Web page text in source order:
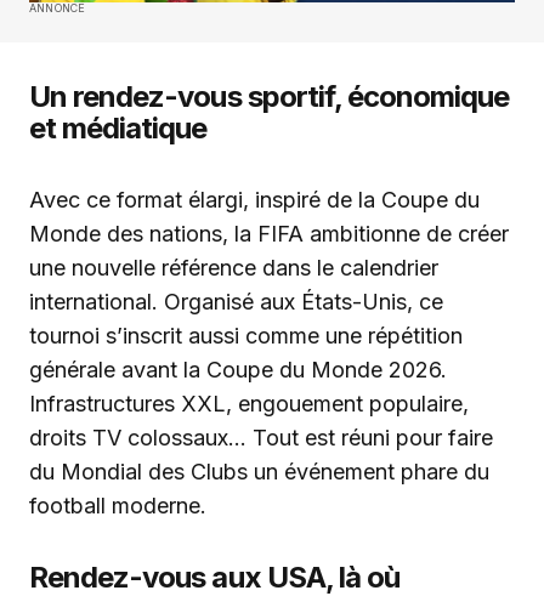
ANNONCE
Un rendez-vous sportif, économique
et médiatique
Avec ce format élargi, inspiré de la Coupe du
Monde des nations, la FIFA ambitionne de créer
une nouvelle référence dans le calendrier
international. Organisé aux États-Unis, ce
tournoi s’inscrit aussi comme une répétition
générale avant la Coupe du Monde 2026.
Infrastructures XXL, engouement populaire,
droits TV colossaux… Tout est réuni pour faire
du Mondial des Clubs un événement phare du
football moderne.
Rendez-vous aux USA, là où